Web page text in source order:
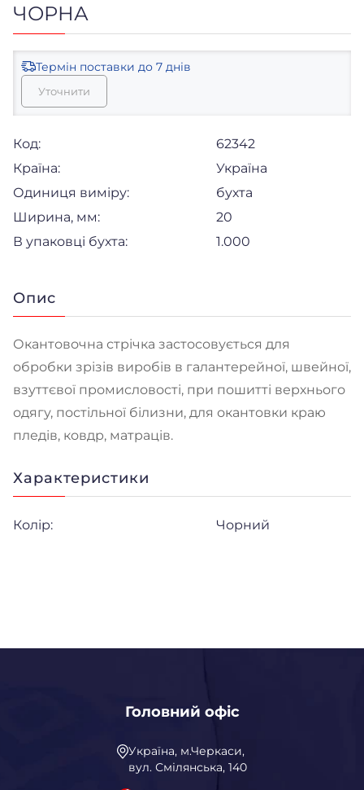
ЧОРНА
Термін поставки до 7 днів
Уточнити
Код:
62342
Країна:
Україна
Одиниця виміру:
бухта
Ширина, мм:
20
В упаковці бухта:
1.000
Опис
Окантовочна стрічка застосовується для
обробки зрізів виробів в галантерейної, швейної,
взуттєвої промисловості, при пошитті верхнього
одягу, постільної білизни, для окантовки краю
пледів, ковдр, матраців.
Характеристики
Колір: Чорний
Головний офіс
Україна, м.Черкаси,
вул. Смілянська, 140